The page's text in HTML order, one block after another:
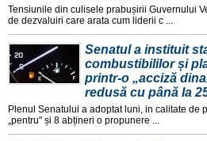
Tensiunile din culisele prabușirii Guvernului
de dezvaluiri care arata cum liderii c ...
Senatul a instituit
combustibililor și
printr-o „acciză
redusă cu până la
Plenul Senatului a adoptat luni, in calitate de
„pentru" și 8 abțineri o propunere ...